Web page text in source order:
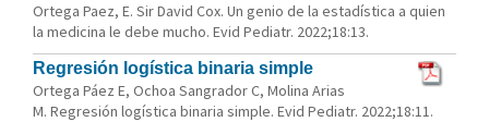
Ortega Paez, E. Sir David Cox. Un genio de la estadística a quien
la medicina le debe mucho. Evid Pediatr. 2022;18:13.
Regresión logística binaria simple
Ortega Páez E, Ochoa Sangrador C, Molina Arias
M. Regresión logística binaria simple. Evid Pediatr. 2022;18:11.